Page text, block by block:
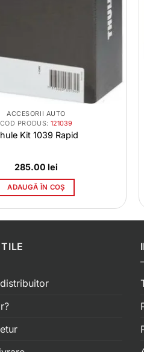
ACCESORII AUTO
COD PRODUS:121039
Kit 1039 Rapid
285.00 lei
ADAUGĂ ÎN COȘ